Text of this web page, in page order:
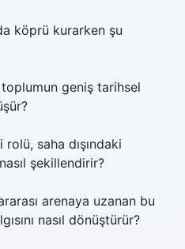
köprü kurarken şu
geniş tarihsel
saha dışındaki
şekillendirir?
arenaya uzanan bu
nasıl dönüştürür?